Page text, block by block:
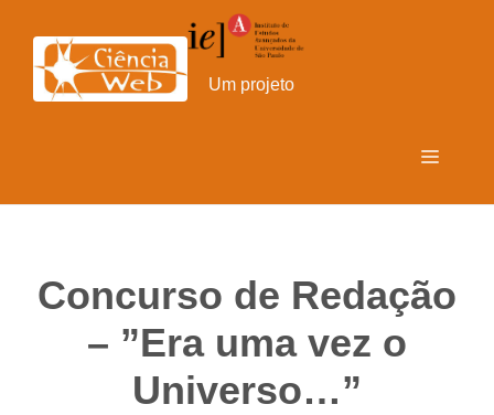
para
conteúdo
Um projeto
Menu
Concurso de Redação
– ”Era uma vez o
Universo…”